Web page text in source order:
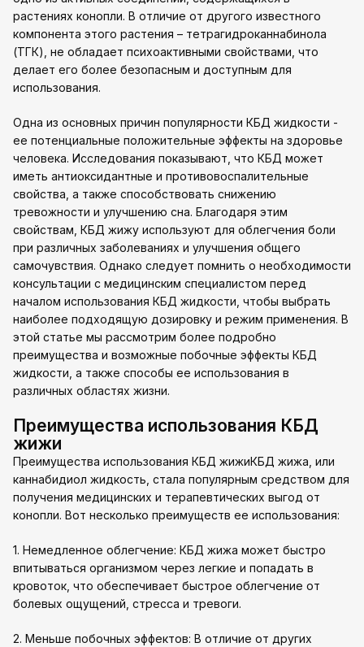
растениях конопли. В отличие от другого известного
компонента этого растения – тетрагидроканнабинола
(ТГК), не обладает психоактивными свойствами, что
делает его более безопасным и доступным для
использования.
Одна из основных причин популярности КБД жидкости -
ее потенциальные положительные эффекты на здоровье
человека. Исследования показывают, что КБД может
иметь антиоксидантные и противовоспалительные
свойства, а также способствовать снижению
тревожности и улучшению сна. Благодаря этим
свойствам, КБД жижу используют для облегчения боли
при различных заболеваниях и улучшения общего
самочувствия. Однако следует помнить о необходимости
консультации с медицинским специалистом перед
началом использования КБД жидкости, чтобы выбрать
наиболее подходящую дозировку и режим применения. В
этой статье мы рассмотрим более подробно
преимущества и возможные побочные эффекты КБД
жидкости, а также способы ее использования в
различных областях жизни.
Преимущества использования КБД
жижи
Преимущества использования КБД жижиКБД жижа, или
каннабидиол жидкость, стала популярным средством для
получения медицинских и терапевтических выгод от
конопли. Вот несколько преимуществ ее использования:
1. Немедленное облегчение: КБД жижа может быстро
впитываться организмом через легкие и попадать в
кровоток, что обеспечивает быстрое облегчение от
болевых ощущений, стресса и тревоги.
2. Меньше побочных эффектов: В отличие от других